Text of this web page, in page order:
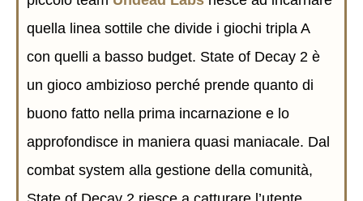
quella linea sottile che divide i giochi tripla A
con quelli a basso budget. State of Decay 2 è
un gioco ambizioso perché prende quanto di
buono fatto nella prima incarnazione e lo
approfondisce in maniera quasi maniacale. Dal
combat system alla gestione della comunità,